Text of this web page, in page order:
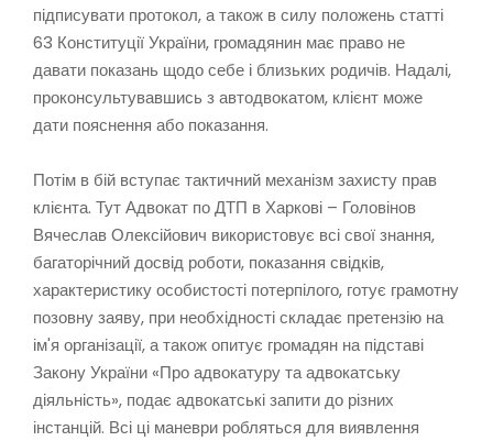
підписувати протокол, а також в силу положень статті
63 Конституції України, громадянин має право не
давати показань щодо себе і близьких родичів. Надалі,
проконсультувавшись з автодвокатом, клієнт може
дати пояснення або показання.
Потім в бій вступає тактичний механізм захисту прав
клієнта. Тут Адвокат по ДТП в Харкові – Головінов
Вячеслав Олексійович використовує всі свої знання,
багаторічний досвід роботи, показання свідків,
характеристику особистості потерпілого, готує грамотну
позовну заяву, при необхідності складає претензію на
ім'я організації, а також опитує громадян на підставі
Закону України «Про адвокатуру та адвокатську
діяльність», подає адвокатські запити до різних
інстанцій. Всі ці маневри робляться для виявлення